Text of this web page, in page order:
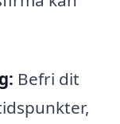
Befri dit